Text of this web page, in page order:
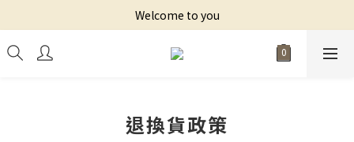
Welcome to you
退換貨政策